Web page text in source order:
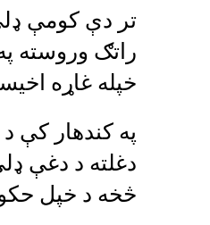
تر دې کومې
راتګ وروسته
خپله غاړه
په کندهار کې
دغلته د دغې
څخه د خپل